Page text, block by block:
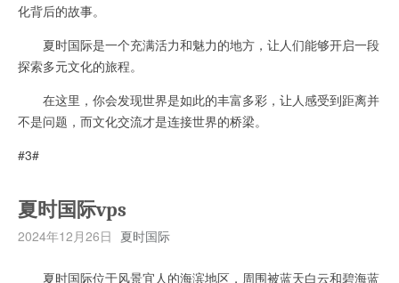
化背后的故事。
夏时国际是一个充满活力和魅力的地方，让人们能够开启一段
探索多元文化的旅程。
在这里，你会发现世界是如此的丰富多彩，让人感受到距离并
不是问题，而文化交流才是连接世界的桥梁。
#3#
夏时国际vps
2024年12月26日 夏时国际
夏时国际位于风景宜人的海滨地区，周围被蓝天白云和碧海蓝